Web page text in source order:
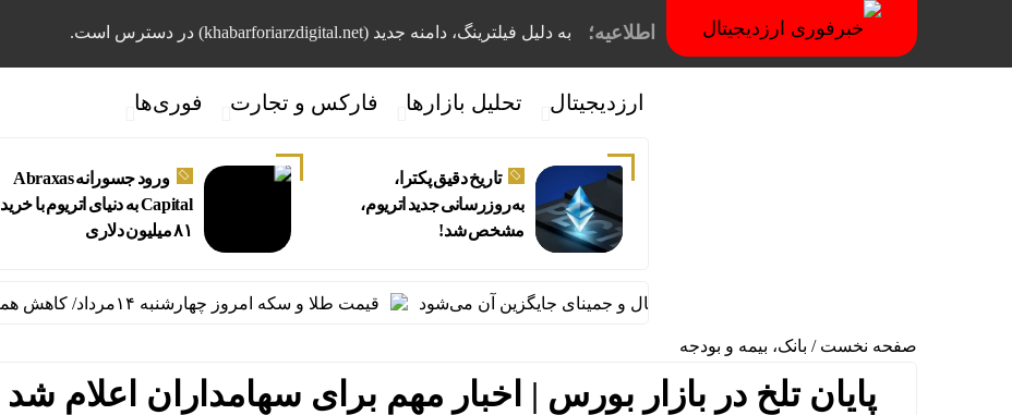
اطلاعیه؛ به دلیل فیلترینگ، دامنه جدید (khabarforiarzdigital.net) در دسترس است.
ارزدیجیتال تحلیل بازارها فارکس و تجارت فوری‌ها
تاریخ دقیق پکترا،
به‌روز‌رسانی جدید اتریوم،
مشخص شد!
ورود جسورانه Abraxas
Capital به دنیای اتریوم با خرید
۸۱ میلیون دلاری
گوگل اسیستنت ماه آینده در اندروید غیرفعال و جمینای جایگزین آن می‌شود قیمت طلا و سکه امروز چهارشنبه ۱۴مرداد/ کاهش همه قیمت ها + جدول و جزئیات
صفحه نخست / بانک، بیمه و بودجه
پایان تلخ در بازار بورس | اخبار مهم برای سهامداران اعلام شد